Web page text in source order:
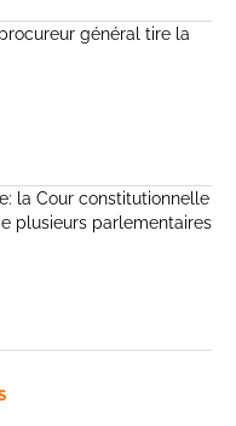
général tire la
la Cour constitutionnelle
plusieurs parlementaires